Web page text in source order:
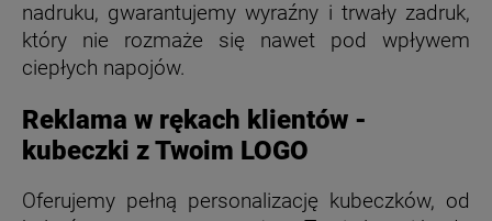
nadruku, gwarantujemy wyraźny i trwały zadruk,
który nie rozmaże się nawet pod wpływem
ciepłych napojów.
Reklama w rękach klientów -
kubeczki z Twoim LOGO
Oferujemy pełną personalizację kubeczków, od